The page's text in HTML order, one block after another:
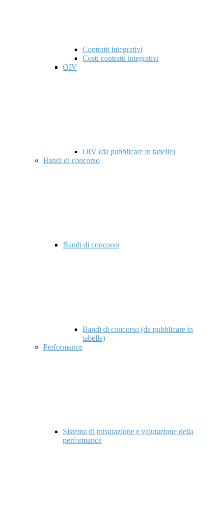
Contratti integrativi
Costi contratti integrativi
OIV
OIV (da pubblicare in tabelle)
Bandi di concorso
Bandi di concorso
Bandi di concorso (da pubblicare in
tabelle)
Performance
Sistema di misurazione e valutazione della
performance